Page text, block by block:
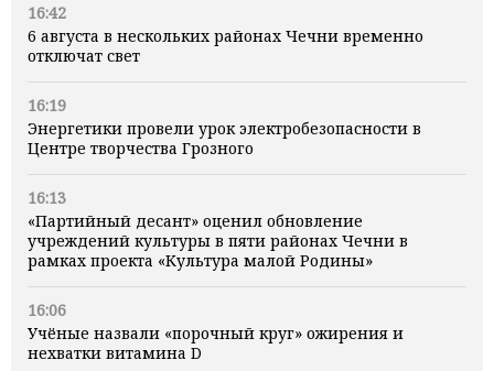
16:42
6 августа в нескольких районах Чечни временно
отключат свет
16:19
Энергетики провели урок электробезопасности в
Центре творчества Грозного
16:13
«Партийный десант» оценил обновление
учреждений культуры в пяти районах Чечни в
рамках проекта «Культура малой Родины»
16:06
Учёные назвали «порочный круг» ожирения и
нехватки витамина D